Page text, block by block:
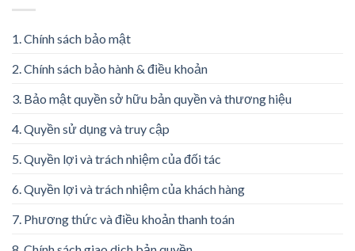
1. Chính sách bảo mật
2. Chính sách bảo hành & điều khoản
3. Bảo mật quyền sở hữu bản quyền và thương hiệu
4. Quyền sử dụng và truy cập
5. Quyền lợi và trách nhiệm của đối tác
6. Quyền lợi và trách nhiệm của khách hàng
7. Phương thức và điều khoản thanh toán